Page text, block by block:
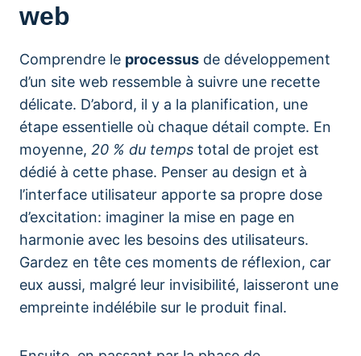
web
Comprendre le processus de développement
d’un site web ressemble à suivre une recette
délicate. D’abord, il y a la planification, une
étape essentielle où chaque détail compte. En
moyenne, 20 % du temps total de projet est
dédié à cette phase. Penser au design et à
l’interface utilisateur apporte sa propre dose
d’excitation: imaginer la mise en page en
harmonie avec les besoins des utilisateurs.
Gardez en tête ces moments de réflexion, car
eux aussi, malgré leur invisibilité, laisseront une
empreinte indélébile sur le produit final.